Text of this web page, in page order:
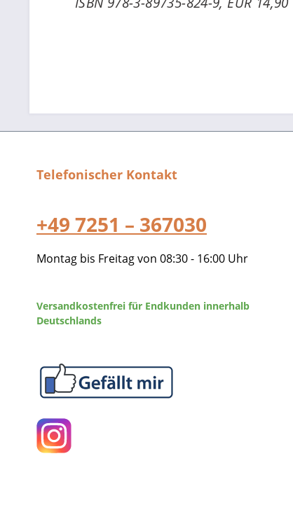
Telefonischer Kontakt
+49 7251 – 367030
Montag bis Freitag von 08:30 - 16:00 Uhr
Versandkostenfrei für Endkunden innerhalb
Deutschlands